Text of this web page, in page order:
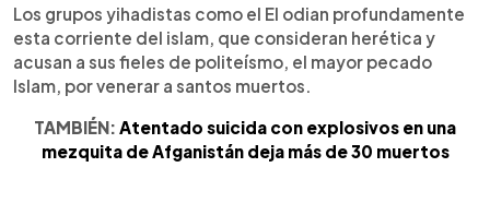
Los grupos yihadistas como el EI odian profundamente
esta corriente del islam, que consideran herética y
acusan a sus fieles de politeísmo, el mayor pecado
Islam, por venerar a santos muertos.
TAMBIÉN: Atentado suicida con explosivos en una
mezquita de Afganistán deja más de 30 muertos